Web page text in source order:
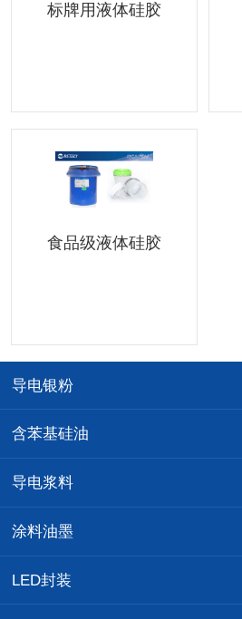
标牌用液体硅胶
食品级液体硅胶
导电银粉
含苯基硅油
导电浆料
涂料油墨
LED封装